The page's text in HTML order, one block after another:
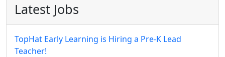
Latest Jobs
TopHat Early Learning is Hiring a Pre-K Lead
Teacher!